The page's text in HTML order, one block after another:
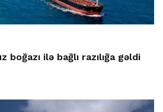
boğazı ilə bağlı razılığa gəldi